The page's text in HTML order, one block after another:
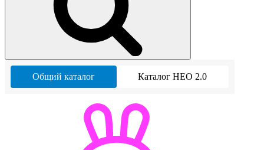
Общий каталог Каталог НЕО 2.0